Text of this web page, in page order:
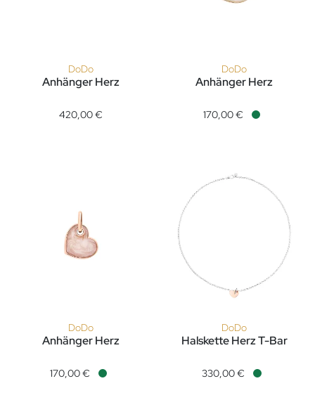
DoDo
Anhänger Herz
420,00 €
DoDo
Anhänger Herz
170,00 €
DoDo
Anhänger Herz
170,00 €
DoDo
Halskette Herz T-Bar
330,00 €